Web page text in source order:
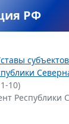
РФ
10)
Республики